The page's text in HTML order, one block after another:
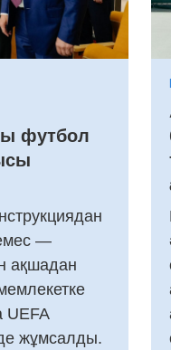
футбол
—
ақшадан
UEFA
жұмсалды.